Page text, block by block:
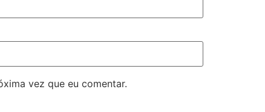
vez que eu comentar.